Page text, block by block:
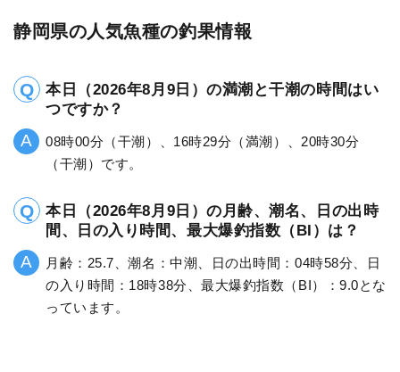
静岡県の人気魚種の釣果情報
本日（2026年8月9日）の満潮と干潮の時間はい
つですか？
08時00分（干潮）、16時29分（満潮）、20時30分
（干潮）です。
本日（2026年8月9日）の月齢、潮名、日の出時
間、日の入り時間、最大爆釣指数（BI）は？
月齢：25.7、潮名：中潮、日の出時間：04時58分、日
の入り時間：18時38分、最大爆釣指数（BI）：9.0とな
っています。